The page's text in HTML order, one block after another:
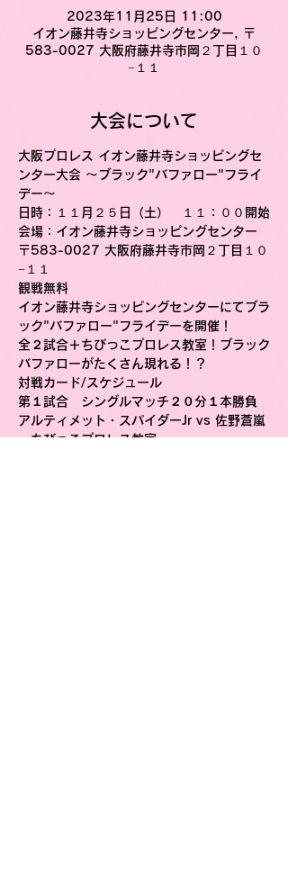
2023年11月25日 11:00
イオン藤井寺ショッピングセンター, 〒
583-0027 大阪府藤井寺市岡２丁目１０
−１１
大会について
大阪プロレス イオン藤井寺ショッピングセ
ンター大会 〜ブラック"バファロー"フライ
デー〜
日時 ：１１月２５日（土）　１１：００開始
会場 ：イオン藤井寺ショッピングセンター
〒583-0027 大阪府藤井寺市岡２丁目１０
−１１
観戦無料
イオン藤井寺ショッピングセンターにてブラ
ック"バファロー"フライデーを開催！
全２試合＋ちびっこプロレス教室！ブラック
バファローがたくさん現れる！？
対戦カード/スケジュール
第１試合　シングルマッチ２０分１本勝負
アルティメット・スパイダーJr vs 佐野蒼嵐
・ちびっこプロレス教室